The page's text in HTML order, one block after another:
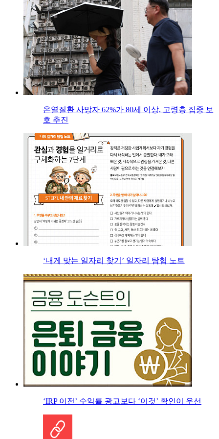
온열질환 사망자 62%가 80세 이상, 고령층 집중 보
호 추진
‘내게 맞는 일자리 찾기’ 일자리 탐험 노트
‘IRP 이전’ 수익률 광고보다 ‘이것’ 확인이 우선